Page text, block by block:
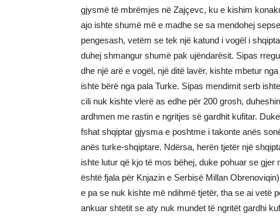
gjysmë të mbrëmjes në Zajçevc, ku e kishim
ajo ishte shumë më e madhe se sa mendohej
pengesash, vetëm se tek një katund i vogël i
duhej shmangur shumë pak ujëndarësit. Sipas
dhe një arë e vogël, një ditë lavër, kishte mbetur
ishte bërë nga pala Turke. Sipas mendimit serb
cili nuk kishte vlerë as edhe për 200 grosh,
ardhmen me rastin e ngritjes së gardhit kufitar.
fshat shqiptar gjysma e poshtme i takonte anës
anës turke-shqiptare. Ndërsa, herën tjetër një
ishte lutur që kjo të mos bëhej, duke pohuar se
është fjala për Knjazin e Serbisë Millan
e pa se nuk kishte më ndihmë tjetër, tha se ai vetë
ankuar shtetit se aty nuk mundet të ngritët gardhi